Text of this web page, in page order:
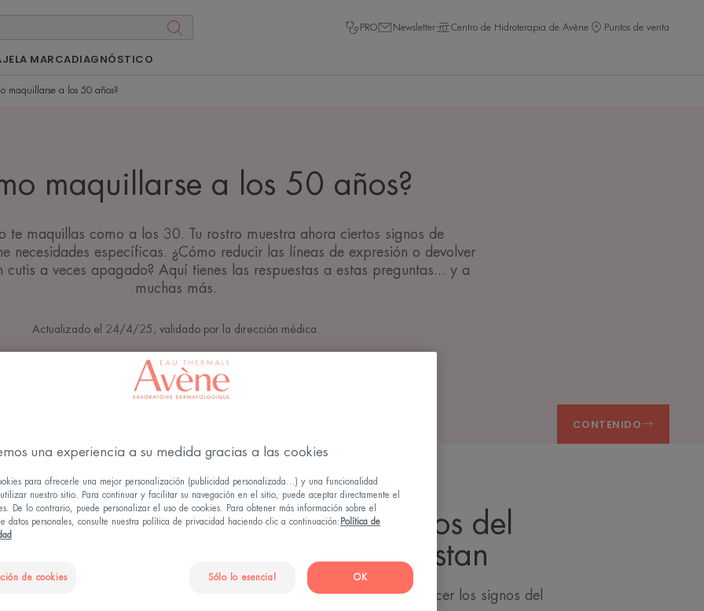
PRO Newsletter Centro de Hidroterapia de Avène Puntos de venta
LA MARCADIAGNÓSTICO
maquillarse a los 50 años?
maquillarse a los 50 años?
te maquillas como a los 30. Tu rostro muestra ahora ciertos signos de
necesidades específicas. ¿Cómo reducir las líneas de expresión o devolver
cutis a veces apagado? Aquí tienes las respuestas a estas preguntas... y a
muchas más.
Actualizado el 24/4/25 , validado por la dirección médica
¿Cómo maquillarse según la edad?
CONTENIDO
A los 50, los signos del
tiempo se manifiestan
A partir de los 50, comienzan a aparecer los signos del
una experiencia a su medida gracias a las cookies
para ofrecerle una mejor personalización (publicidad personalizada...) y una funcionalidad
nuestro sitio. Para continuar y facilitar su navegación en el sitio, puede aceptar directamente el
De lo contrario, puede personalizar el uso de cookies. Para obtener más información sobre el
datos personales, consulte nuestra política de privacidad haciendo clic a continuación: Política de
de cookies Sólo lo esencial OK